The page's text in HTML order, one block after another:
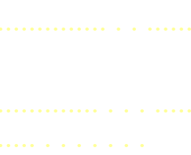
. .
. . .
. . . . . . .